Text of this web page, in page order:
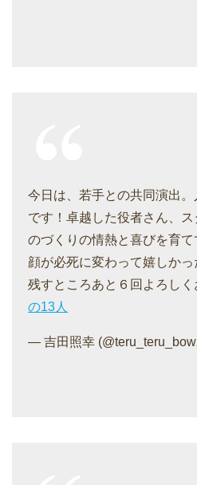
今日は、若手との共同演出
です！卓越した役者さん、
のづくりの情熱と喜びを育
顔が必死に変わって嬉しかっ
残すところあと６回よろしく
の13人
— 吉田照幸